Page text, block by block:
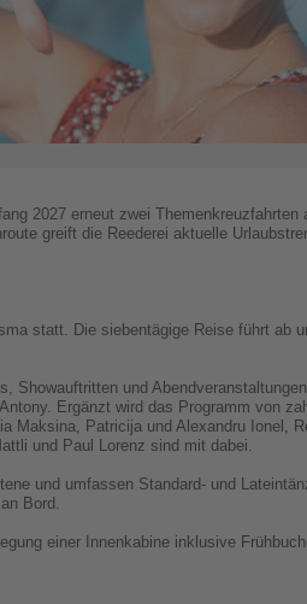
2027 erneut zwei Themenkreuzfahrten
greift die Reederei aktuelle
statt. Die siebentägige Reise führt ab
Showauftritten und
Ergänzt wird das Programm von
Maksina, Patricija und Alexandru Ionel,
und Paul Lorenz sind mit dabei.
und umfassen Standard- und
Bord.
einer Innenkabine inklusive